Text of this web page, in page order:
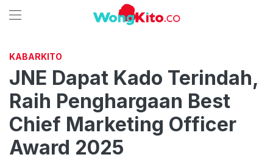
KABARKITO
JNE Dapat Kado Terindah,
Raih Penghargaan Best
Chief Marketing Officer
Award 2025